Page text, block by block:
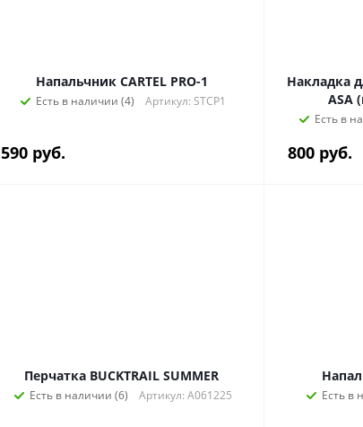
Напальчник CARTEL PRO-1
Есть в наличии (4) Артикул: STCP1
590 руб.
Накладка
ASA
Есть в
800 руб.
Перчатка BUCKTRAIL SUMMER
Есть в наличии (6) Артикул: A061225 Есть в